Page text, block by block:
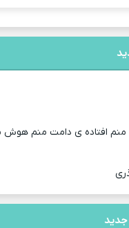
افتاده ی دامت منم